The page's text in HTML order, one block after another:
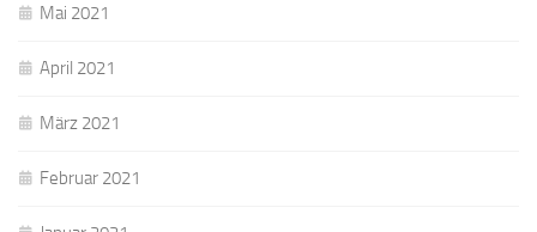
Mai 2021
April 2021
März 2021
Februar 2021